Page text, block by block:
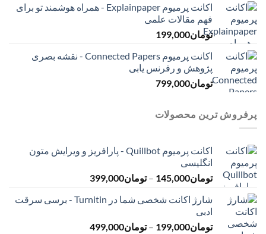
اکانت پرمیوم Explainpaper - همراه هوشمند تو برای
فهم مقالات علمی
تومان199,000
اکانت پرمیوم Connected Papers - نقشه بصری
پژوهش و رفرنس یابی
تومان799,000
پرفروش ترین محصولات
اکانت پرمیوم Quillbot - پارافریز و ویرایش متون
انگلیسی
تومان145,000
– تومان399,000
تومان145,000
تومان399,000
شارژ اکانت شخصی شما در Turnitin - برسی سرقت
ادبی
تومان199,000
– تومان499,000محدوده